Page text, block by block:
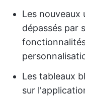
Les nouveaux
dépassés par
Les tableaux
sur